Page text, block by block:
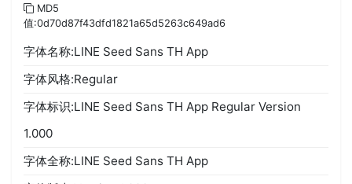
MD5
值:0d70d87f43dfd1821a65d5263c649ad6
字体名称:LINE Seed Sans TH App
字体风格:Regular
字体标识:LINE Seed Sans TH App Regular Version
1.000
字体全称:LINE Seed Sans TH App